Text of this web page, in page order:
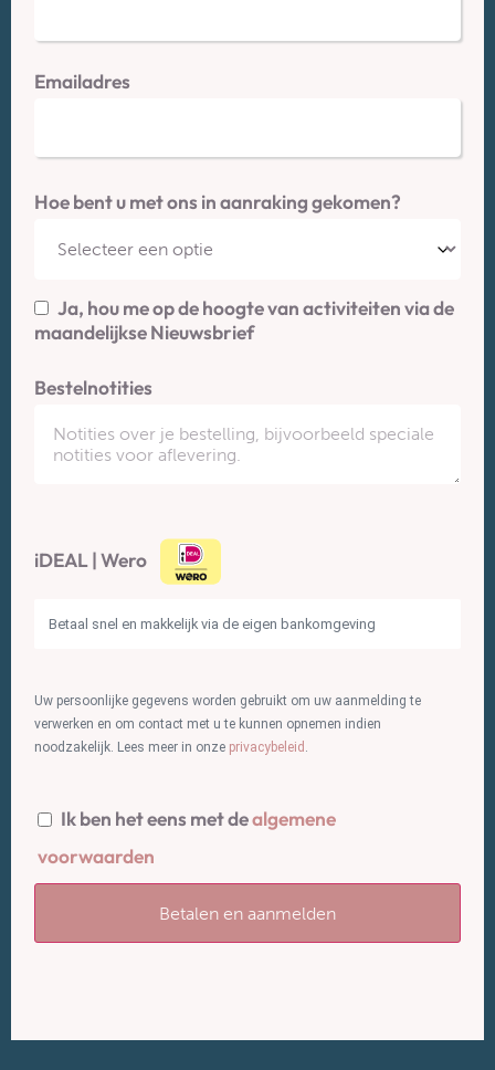
Emailadres
Hoe bent u met ons in aanraking gekomen?
Ja, hou me op de hoogte van activiteiten via de
maandelijkse Nieuwsbrief
Bestelnotities
iDEAL | Wero
Betaal snel en makkelijk via de eigen bankomgeving
Uw persoonlijke gegevens worden gebruikt om uw aanmelding te
verwerken en om contact met u te kunnen opnemen indien
noodzakelijk. Lees meer in onze privacybeleid .
Ik ben het eens met dealgemene
voorwaarden
Betalen en aanmelden